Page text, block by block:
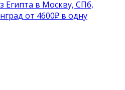
Египта в Москву, СПб,
от 4600₽ в одну